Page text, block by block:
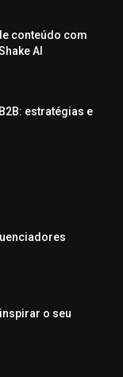
conteúdo com
AI
estratégias e
o seu